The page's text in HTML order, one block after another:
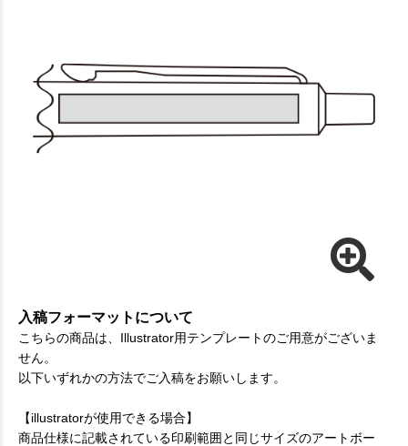
入稿フォーマットについて
こちらの商品は、Illustrator用テンプレートのご用意がございま
せん。
以下いずれかの方法でご入稿をお願いします。
【illustratorが使用できる場合】
商品仕様に記載されている印刷範囲と同じサイズのアートボー